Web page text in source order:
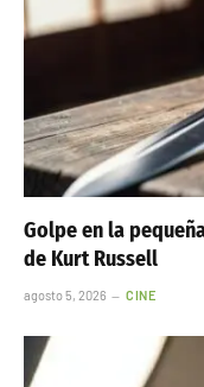
Golpe en la
de Kurt Russell
agosto 5, 2026 CINE